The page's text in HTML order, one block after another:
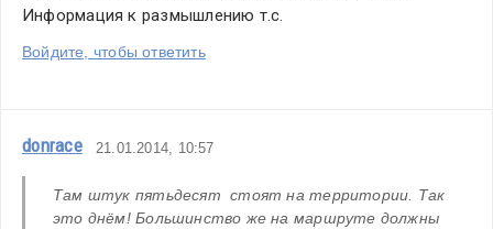
Информация к размышлению т.с.
Войдите, чтобы ответить
donrace 21.01.2014, 10:57
Там штук пятьдесят  стоят на территории. Так
это днём! Большинство же на маршруте должны